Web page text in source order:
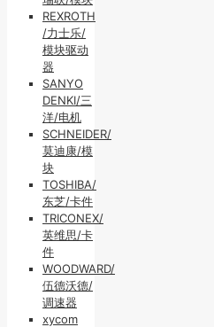
REXROTH
/力士乐/
模块驱动
器
SANYO
DENKI/三
洋/电机
SCHNEIDER/
莫迪康/模
块
TOSHIBA/
东芝/卡件
TRICONEX/
英维思/卡
件
WOODWARD/
伍德沃德/
调速器
xycom